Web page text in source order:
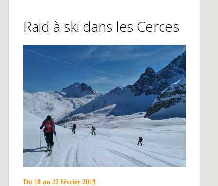
Raid à ski dans les Cerces
Du 18 au 22 février 2019